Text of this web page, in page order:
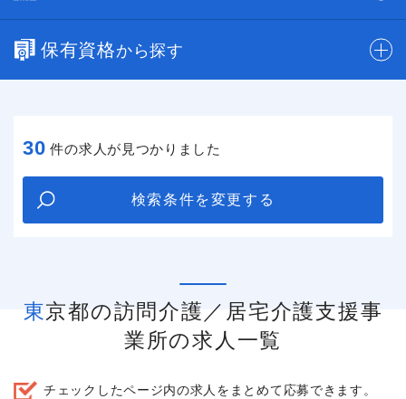
保有資格から探す
30 件の求人が見つかりました
検索条件を変更する
東京都の訪問介護／居宅介護支援事
業所の求人一覧
チェックしたページ内の求人をまとめて応募できます。